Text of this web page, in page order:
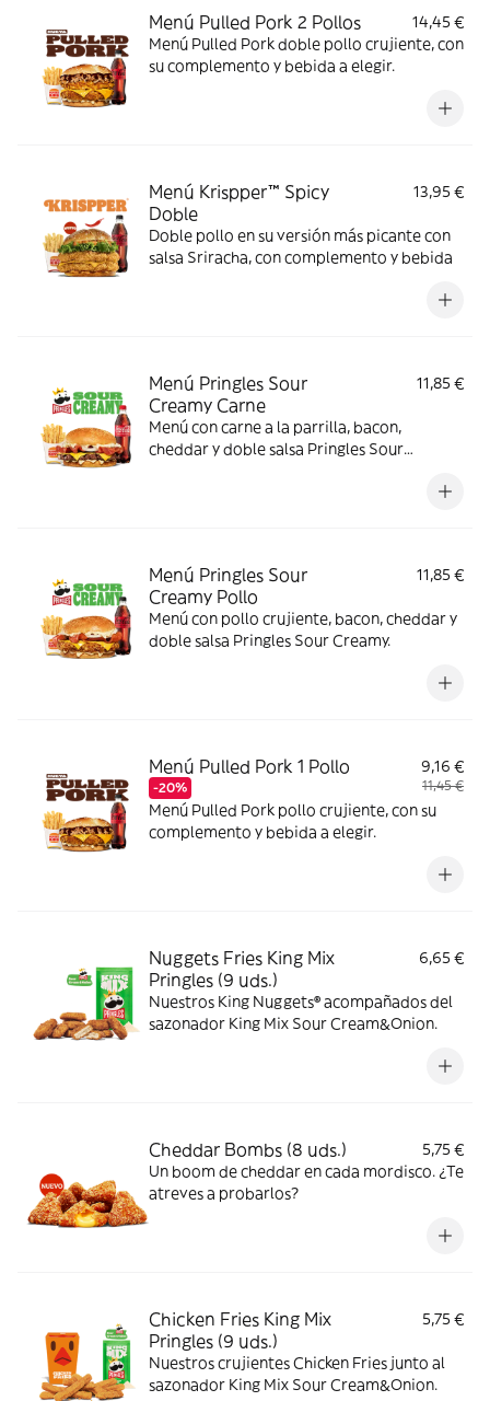
Menú Pulled Pork 2 Pollos
14,45 €
Menú Pulled Pork doble pollo crujiente, con
su complemento y bebida a elegir.
Menú Krispper™ Spicy
Doble
13,95 €
Doble pollo en su versión más picante con
salsa Sriracha, con complemento y bebida
Menú Pringles Sour
Creamy Carne
11,85 €
Menú con carne a la parrilla, bacon,
cheddar y doble salsa Pringles Sour
Menú Pringles Sour
Creamy Pollo
11,85 €
Menú con pollo crujiente, bacon, cheddar y
doble salsa Pringles Sour Creamy.
Menú Pulled Pork 1 Pollo
-20%
9,16 €
11,45 €
Menú Pulled Pork pollo crujiente, con su
complemento y bebida a elegir.
Nuggets Fries King Mix
Pringles (9 uds.)
6,65 €
Nuestros King Nuggets® acompañados del
sazonador King Mix Sour Cream&Onion.
Cheddar Bombs (8 uds.)
5,75 €
Un boom de cheddar en cada mordisco. ¿Te
atreves a probarlos?
Chicken Fries King Mix
Pringles (9 uds.)
5,75 €
Nuestros crujientes Chicken Fries junto al
sazonador King Mix Sour Cream&Onion.